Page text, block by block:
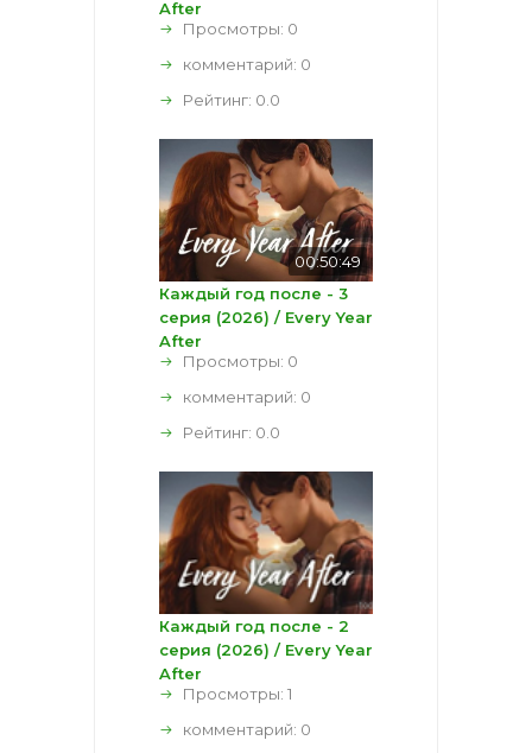
After
Просмотры: 0
комментарий: 0
Рейтинг: 0.0
00:50:49
Каждый год после - 3
серия (2026) / Every Year
After
Просмотры: 0
комментарий: 0
Рейтинг: 0.0
Каждый год после - 2
серия (2026) / Every Year
After
Просмотры: 1
комментарий: 0